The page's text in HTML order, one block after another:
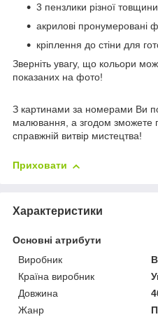
3 пензлики різної товщини
акрилові пронумеровані
кріплення до стіни для
Зверніть увагу, що кольори
показаних на фото!
З картинами за номерами Ви
малювання, а згодом зможете
справжній витвір мистецтва!
Приховати
Характеристики
Основні атрибути
Виробник
Країна виробник
Довжина
Жанр